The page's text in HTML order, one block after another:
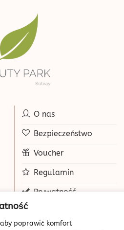
poprawić komfort
O nas
Bezpieczeństwo
Voucher
Regulamin
Prywatność